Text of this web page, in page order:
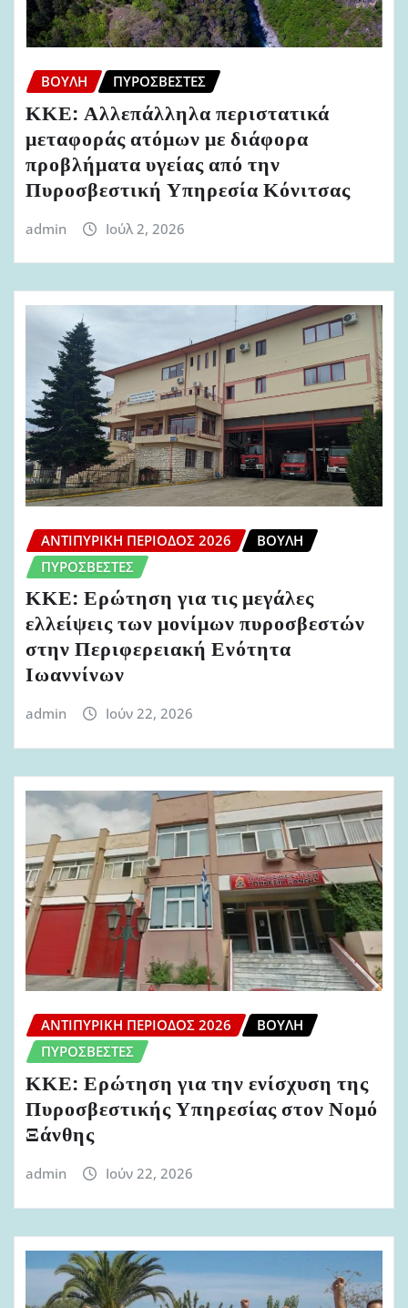
ΒΟΥΛΉ ΠΥΡΟΣΒΈΣΤΕΣ
ΚΚΕ: Αλλεπάλληλα περιστατικά
μεταφοράς ατόμων με διάφορα
προβλήματα υγείας από την
Πυροσβεστική Υπηρεσία Κόνιτσας
admin Ιούλ 2, 2026
ΑΝΤΙΠΥΡΙΚΉ ΠΕΡΊΟΔΟΣ 2026
ΒΟΥΛΉ
ΠΥΡΟΣΒΈΣΤΕΣ
ΚΚΕ: Ερώτηση για τις μεγάλες
ελλείψεις των μονίμων πυροσβεστών
στην Περιφερειακή Ενότητα
Ιωαννίνων
admin Ιούν 22, 2026
ΑΝΤΙΠΥΡΙΚΉ ΠΕΡΊΟΔΟΣ 2026
ΒΟΥΛΉ
ΠΥΡΟΣΒΈΣΤΕΣ
ΚΚΕ: Ερώτηση για την ενίσχυση της
Πυροσβεστικής Υπηρεσίας στον Νομό
Ξάνθης
admin Ιούν 22, 2026